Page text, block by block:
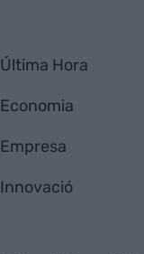
Última Hora
Economia
Empresa
Innovació